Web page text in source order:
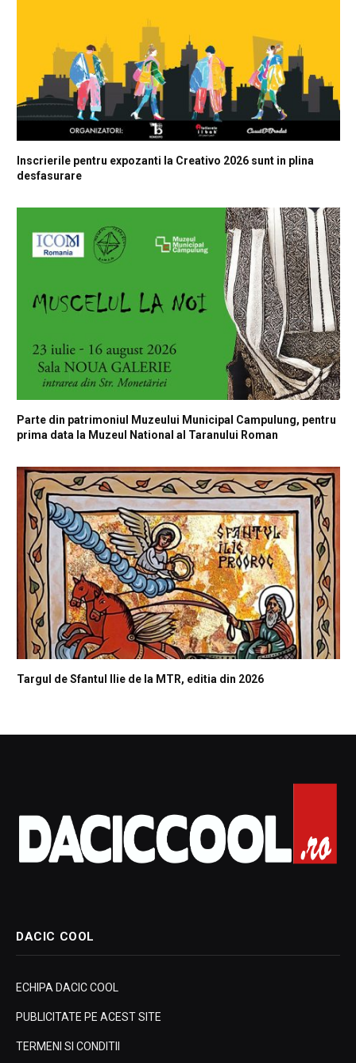
Inscrierile pentru expozanti la Creativo 2026 sunt in plina
desfasurare
Parte din patrimoniul Muzeului Municipal Campulung, pentru
prima data la Muzeul National al Taranului Roman
Targul de Sfantul Ilie de la MTR, editia din 2026
DACIC COOL
ECHIPA DACIC COOL
PUBLICITATE PE ACEST SITE
TERMENI SI CONDITII